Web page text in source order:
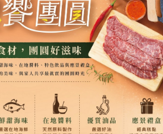
色·
# 秋刀魚 # 水產海鮮 #
RPET 食譜 減硝酸鹽